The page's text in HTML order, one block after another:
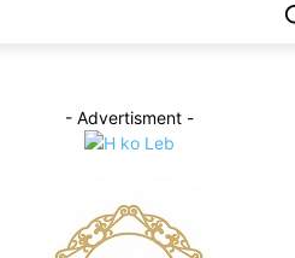
- Advertisment -